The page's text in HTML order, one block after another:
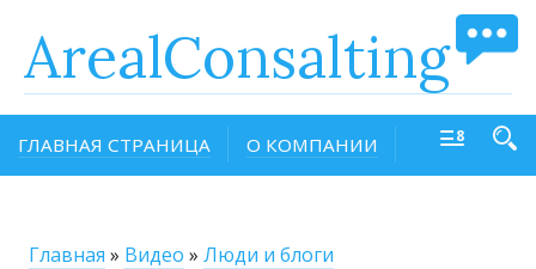
ArealConsalting
ГЛАВНАЯ СТРАНИЦА О КОМПАНИИ
Главная » Видео » Люди и блоги